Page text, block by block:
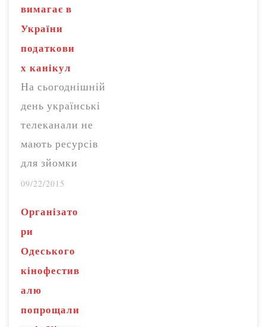
вимагає в
України
податкови
х канікул
На сьогоднішній
день українські
телеканали не
мають ресурсів
для зйомки
достатньої
Введення заборон
не стимулює
розвиток медійної
галузі. Про це
заявила керівник
Inter Media Group
09/22/2015
Організато
ри
Одеського
кінофестив
алю
попрощали